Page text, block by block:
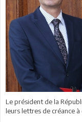
Le président de la
leurs lettres de créance